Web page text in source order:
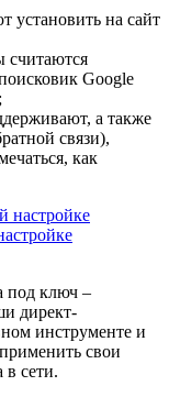
установить на сайт
считаются
Google
а также
связи),
как
под ключ –
директ-
инструменте и
свои
сети.